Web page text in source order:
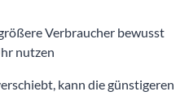
Verbraucher bewusst
nutzen
kann die günstigeren